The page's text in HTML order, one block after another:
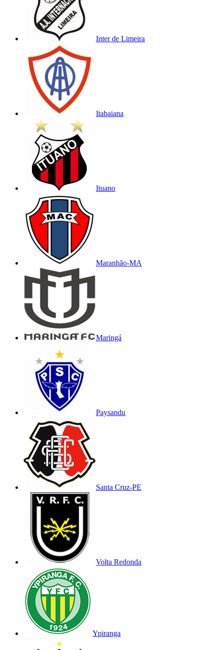
Inter de Limeira
Itabaiana
Ituano
Maranhão-MA
Maringá
Paysandu
Santa Cruz-PE
Volta Redonda
Ypiranga